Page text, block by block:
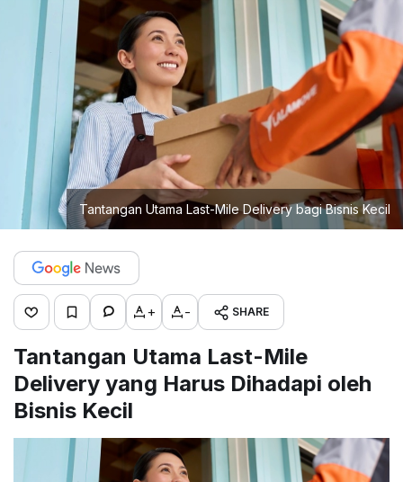
Tantangan Utama Last-Mile Delivery bagi Bisnis Kecil
+ - SHARE
Tantangan Utama Last-Mile
Delivery yang Harus Dihadapi oleh
Bisnis Kecil